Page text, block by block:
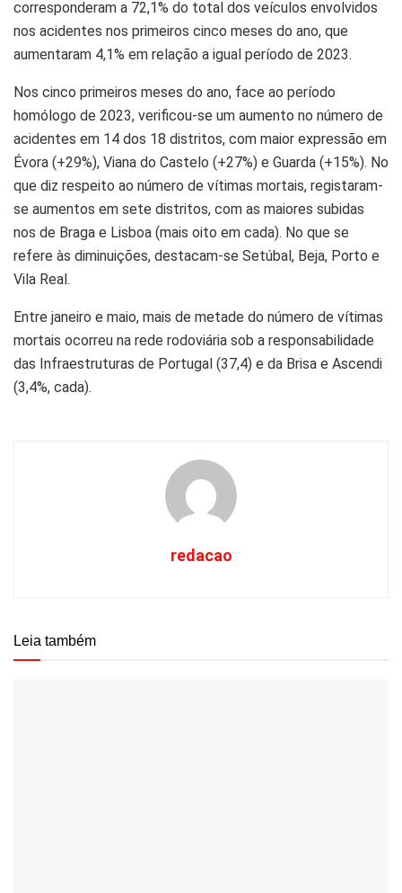
corresponderam a 72,1% do total dos veículos envolvidos
nos acidentes nos primeiros cinco meses do ano, que
aumentaram 4,1% em relação a igual período de 2023.
Nos cinco primeiros meses do ano, face ao período
homólogo de 2023, verificou-se um aumento no número de
acidentes em 14 dos 18 distritos, com maior expressão em
Évora (+29%), Viana do Castelo (+27%) e Guarda (+15%). No
que diz respeito ao número de vítimas mortais, registaram-
se aumentos em sete distritos, com as maiores subidas
nos de Braga e Lisboa (mais oito em cada). No que se
refere às diminuições, destacam-se Setúbal, Beja, Porto e
Vila Real.
Entre janeiro e maio, mais de metade do número de vítimas
mortais ocorreu na rede rodoviária sob a responsabilidade
das Infraestruturas de Portugal (37,4) e da Brisa e Ascendi
(3,4%, cada).
redacao
Leia também